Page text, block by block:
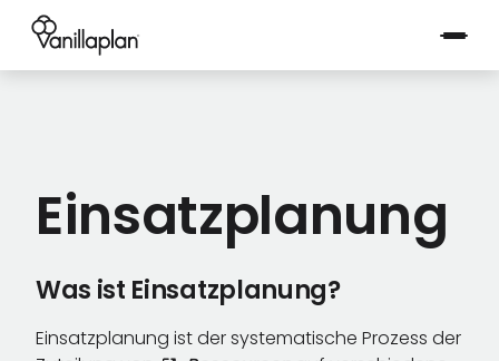
®
Einsatzplanung
Was ist Einsatzplanung?
Einsatzplanung ist der systematische Prozess der